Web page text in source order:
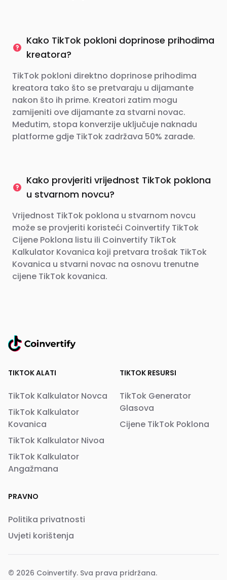
Kako TikTok pokloni doprinose prihodima
kreatora?
TikTok pokloni direktno doprinose prihodima
kreatora tako što se pretvaraju u dijamante
nakon što ih prime. Kreatori zatim mogu
zamijeniti ove dijamante za stvarni novac.
Međutim, stopa konverzije uključuje naknadu
platforme gdje TikTok zadržava 50% zarade.
Kako provjeriti vrijednost TikTok poklona
u stvarnom novcu?
Vrijednost TikTok poklona u stvarnom novcu
može se provjeriti koristeći Coinvertify TikTok
Cijene Poklona listu ili Coinvertify TikTok
Kalkulator Kovanica koji pretvara trošak TikTok
Kovanica u stvarni novac na osnovu trenutne
cijene TikTok kovanica.
TIKTOK ALATI
TikTok Kalkulator Novca
TikTok Kalkulator
Kovanica
TikTok Kalkulator Nivoa
TikTok Kalkulator
Angažmana
TIKTOK RESURSI
TikTok Generator
Glasova
Cijene TikTok Poklona
PRAVNO
Politika privatnosti
Uvjeti korištenja
© 2026 Coinvertify. Sva prava pridržana.